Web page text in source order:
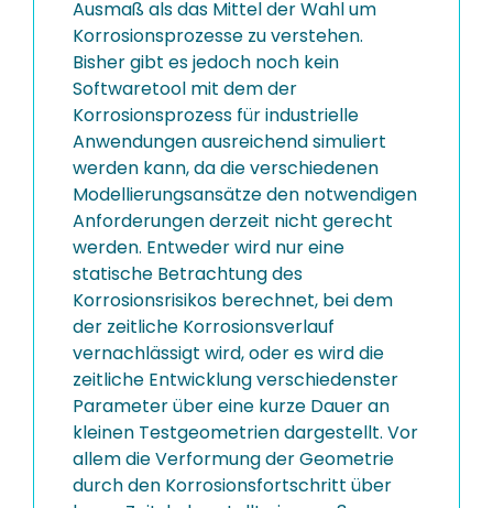
Ausmaß als das Mittel der Wahl um
Korrosionsprozesse zu verstehen.
Bisher gibt es jedoch noch kein
Softwaretool mit dem der
Korrosionsprozess für industrielle
Anwendungen ausreichend simuliert
werden kann, da die verschiedenen
Modellierungsansätze den notwendigen
Anforderungen derzeit nicht gerecht
werden. Entweder wird nur eine
statische Betrachtung des
Korrosionsrisikos berechnet, bei dem
der zeitliche Korrosionsverlauf
vernachlässigt wird, oder es wird die
zeitliche Entwicklung verschiedenster
Parameter über eine kurze Dauer an
kleinen Testgeometrien dargestellt. Vor
allem die Verformung der Geometrie
durch den Korrosionsfortschritt über